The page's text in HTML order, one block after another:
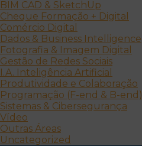
BIM CAD & SketchUp
Cheque Formação + Digital
Comércio Digital
Dados & Business Intelligence
Fotografia & Imagem Digital
Gestão de Redes Sociais
I.A. Inteligência Artificial
Produtividade e Colaboração
Programação (F-end & B-end)
Sistemas & Cibersegurança
Vídeo
Outras Áreas
Uncategorized